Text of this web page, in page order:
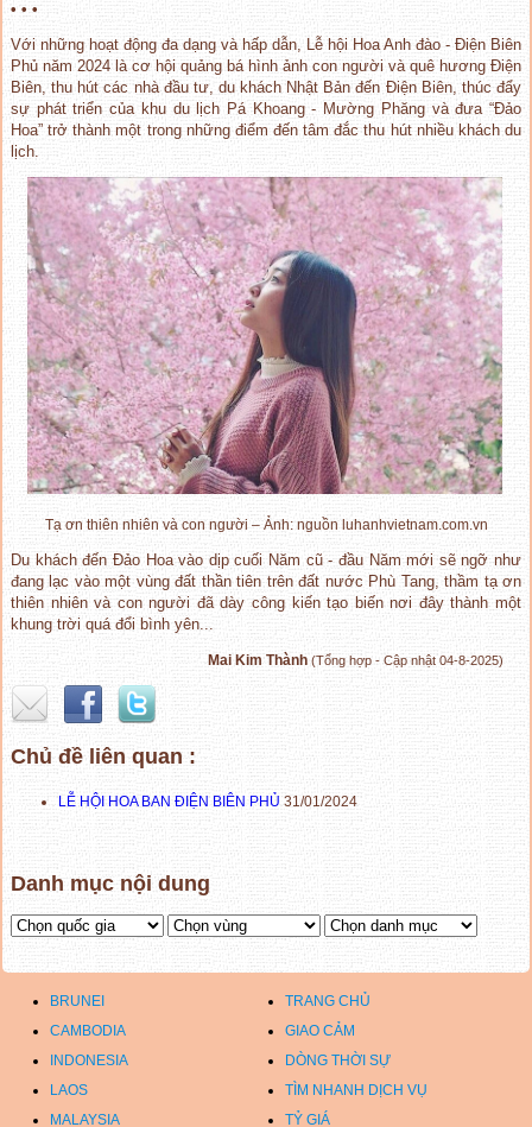
• • •
Với những hoạt động đa dạng và hấp dẫn, Lễ hội Hoa Anh đào - Điện Biên
Phủ năm 2024 là cơ hội quảng bá hình ảnh con người và quê hương Điện
Biên, thu hút các nhà đầu tư, du khách Nhật Bản đến Điện Biên, thúc đẩy
sự phát triển của khu du lịch Pá Khoang - Mường Phăng và đưa “Đảo
Hoa” trở thành một trong những điểm đến tâm đắc thu hút nhiều khách du
lịch.
Tạ ơn thiên nhiên và con người – Ảnh: nguồn luhanhvietnam.com.vn
Du khách đến Đảo Hoa vào dịp cuối Năm cũ - đầu Năm mới sẽ ngỡ như
đang lạc vào một vùng đất thần tiên trên đất nước Phù Tang, thầm tạ ơn
thiên nhiên và con người đã dày công kiến tạo biến nơi đây thành một
khung trời quá đổi bình yên...
Mai Kim Thành (Tổng hợp - Cập nhật 04-8-2025)
Chủ đề liên quan :
LỄ HỘI HOA BAN ĐIỆN BIÊN PHỦ 31/01/2024
Danh mục nội dung
BRUNEI
TRANG CHỦ
CAMBODIA
GIAO CẢM
INDONESIA
DÒNG THỜI SỰ
LAOS
TÌM NHANH DỊCH VỤ
MALAYSIA
TỶ GIÁ